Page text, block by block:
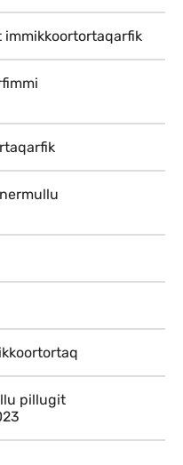
immikkoortortaqarfik
pillugit